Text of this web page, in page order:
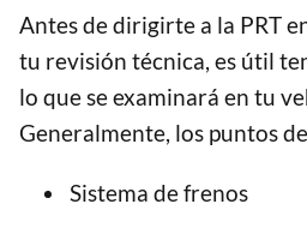
Antes de dirigirte a la PRT
tu revisión técnica, es útil
lo que se examinará en tu
Generalmente, los puntos
Sistema de frenos